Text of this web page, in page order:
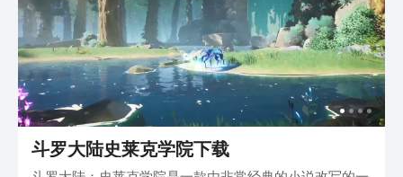
斗罗大陆史莱克学院下载